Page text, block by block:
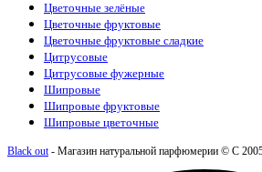
Цветочные зелёные
Цветочные фруктовые
Цветочные фруктовые сладкие
Цитрусовые
Цитрусовые фужерные
Шипровые
Шипровые фруктовые
Шипровые цветочные
Black out- Магазин натуральной парфюмерии © С